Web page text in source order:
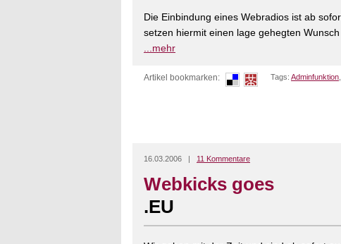
Die Einbindung eines Webradios ist ab
setzen hiermit einen lage gehegten
...mehr
Artikel bookmarken: Tags: Adminfunktion
16.03.2006 | 11 Kommentare
Webkicks goes
.EU